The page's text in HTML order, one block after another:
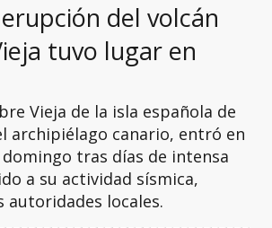
del volcán
tuvo lugar en
Vieja de la isla española de
archipiélago canario, entró en
tras días de intensa
a su actividad sísmica,
autoridades locales.